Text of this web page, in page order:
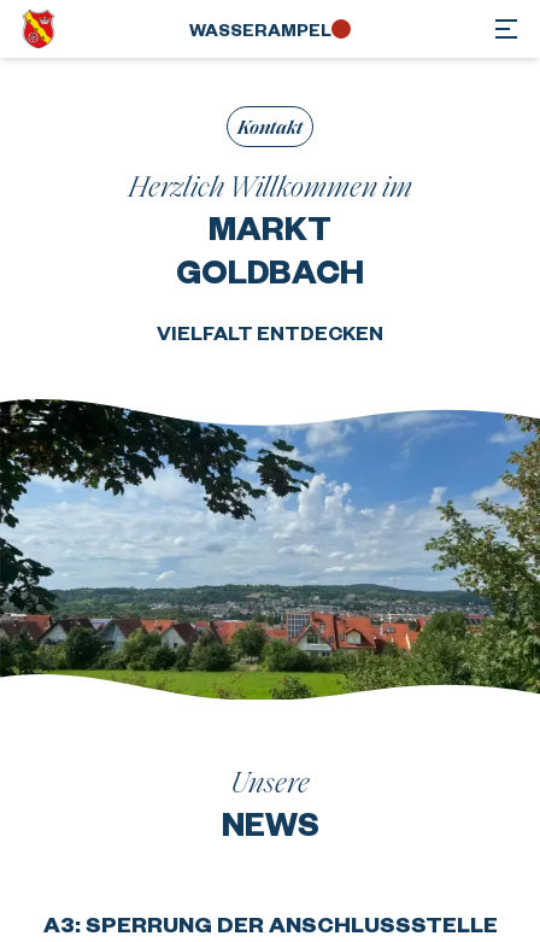
WASSER­AMPEL
Kontakt
Herzlich Willkommen im
MARKT
GOLDBACH
VIELFALT ENTDECKEN
Unsere
NEWS
A3: SPERRUNG DER ANSCHLUSSSTELLE